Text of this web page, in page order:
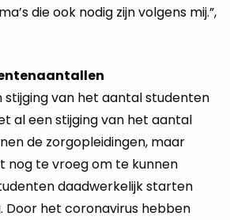
die ook nodig zijn volgens mij.”,
stijging van het aantal studenten
al een stijging van het aantal
de zorgopleidingen, maar
nog te vroeg om te kunnen
daadwerkelijk starten
Door het coronavirus hebben